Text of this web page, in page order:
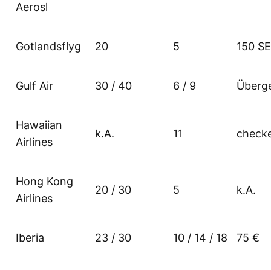
Aerosl
Gotlandsflyg 20 5 150
Gulf Air 30 / 40 6 / 9
Hawaiian
Airlines
k.A. 11
Hong Kong
Airlines
20 / 30 5 k.A.
Iberia 23 / 30 10 / 14 / 18 75 €